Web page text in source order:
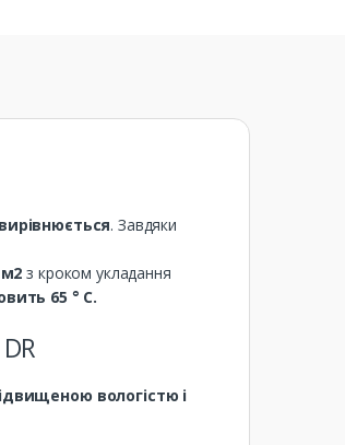
. Завдяки
з кроком укладання
65 ° С.
вологістю і